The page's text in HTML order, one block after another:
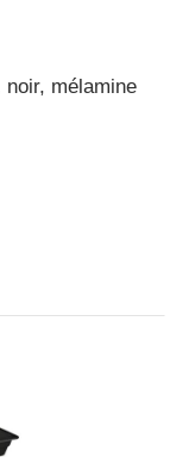
noir, mélamine